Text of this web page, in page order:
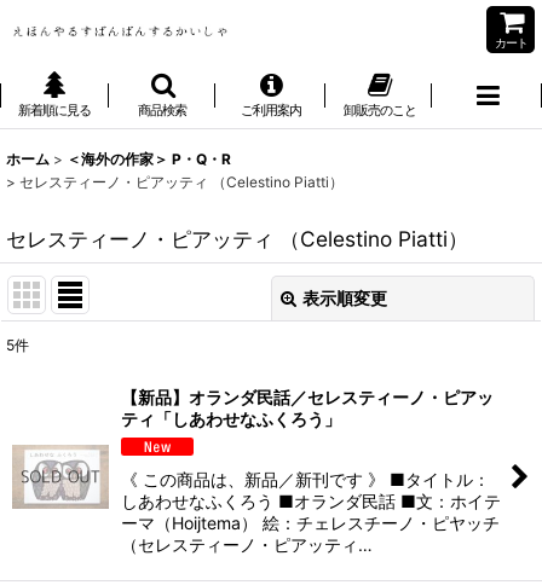
カート
新着順に見る 商品検索 ご利用案内 卸販売のこと
ホーム > ＜海外の作家＞ P・Q・R
> セレスティーノ・ピアッティ （Celestino Piatti）
セレスティーノ・ピアッティ （Celestino Piatti）
表示順変更
絞り込む
5件
【新品】オランダ民話／セレスティーノ・ピアッ
ティ「しあわせなふくろう」
《 この商品は、新品／新刊です 》 ■タイトル：
しあわせなふくろう ■オランダ民話 ■文：ホイテ
ーマ（Hoijtema） 絵：チェレスチーノ・ピヤッチ
（セレスティーノ・ピアッティ…